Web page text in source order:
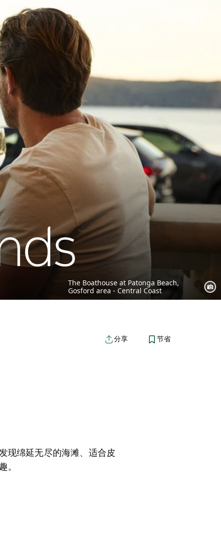
The Boathouse at Patonga Beach,
Gosford area - Central Coast
分享 节省
现绵延无尽的海滩、适合皮